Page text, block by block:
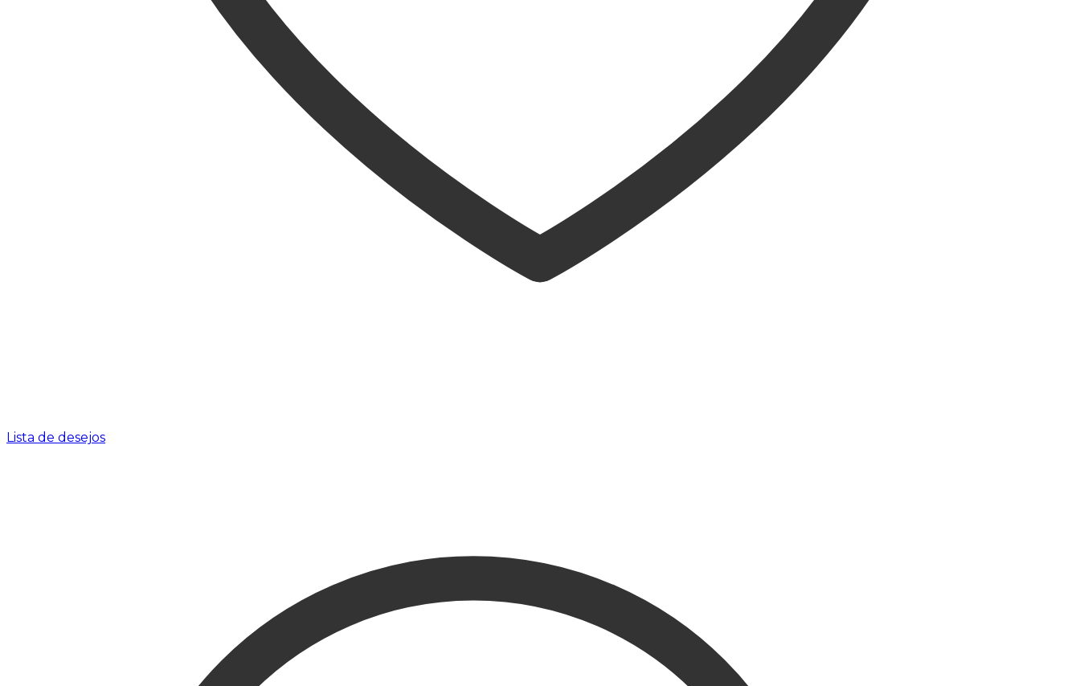
Lista de desejos